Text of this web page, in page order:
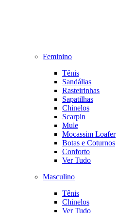
Feminino
Tênis
Sandálias
Rasteirinhas
Sapatilhas
Chinelos
Scarpin
Mule
Mocassim Loafer
Botas e Coturnos
Conforto
Ver Tudo
Masculino
Tênis
Chinelos
Ver Tudo